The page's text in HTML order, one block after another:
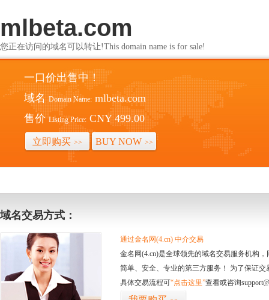
mlbeta.com
您正在访问的域名可以转让!This domain name is for sale!
一口价出售中！
域名 Domain Name: mlbeta.com
售价 Listing Price: CNY 499.00
立即购买 >> BUY NOW >>
域名交易方式：
通过金名网(4.cn) 中介交易
金名网(4.cn)是全球领先的域名交易服务机构
简单、安全、专业的第三方服务！ 为了保证
具体交易流程可“点击这里”查看或咨询